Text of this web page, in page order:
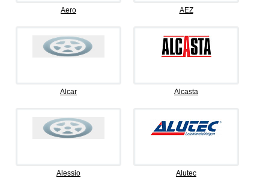
Aero AEZ
Alcar Alcasta
Alessio Alutec